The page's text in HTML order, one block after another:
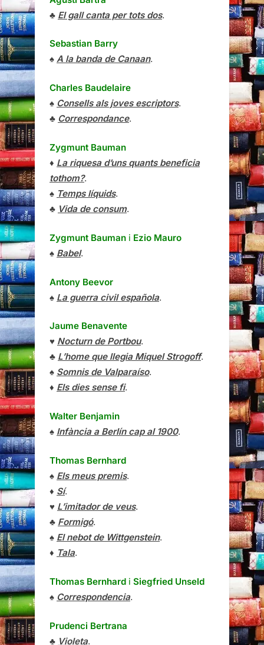
♣ El gall canta per tots dos.
Sebastian Barry
♠ A la banda de Canaan.
Charles Baudelaire
♠ Consells als joves escriptors.
♣ Correspondance.
Zygmunt Bauman
♦ La riquesa d’uns quants beneficia
tothom?.
♠ Temps líquids.
♣ Vida de consum.
Zygmunt Bauman i Ezio Mauro
♠ Babel.
Antony Beevor
♠ La guerra civil española.
Jaume Benavente
♥ Nocturn de Portbou.
♣ L’home que llegia Miquel Strogoff.
♠ Somnis de Valparaíso.
♦ Els dies sense fi.
Walter Benjamin
♠ Infància a Berlín cap al 1900.
Thomas Bernhard
♠ Els meus premis.
♦ Sí.
♥ L’imitador de veus.
♣ Formigó.
♠ El nebot de Wittgenstein.
♦ Tala.
Thomas Bernhard i Siegfried Unseld
♠ Correspondencia.
Prudenci Bertrana
♣ Violeta.